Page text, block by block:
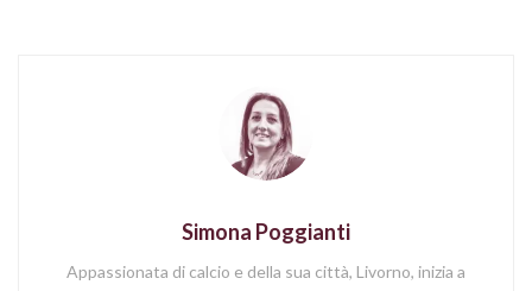
Simona Poggianti
Appassionata di calcio e della sua città, Livorno, inizia a